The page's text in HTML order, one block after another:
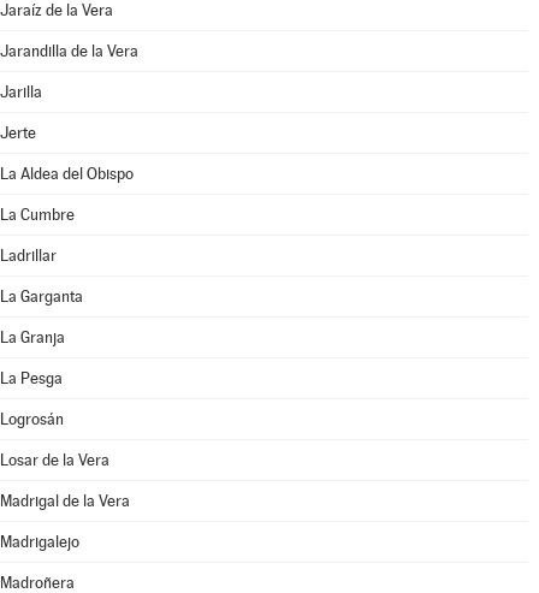
Jaraíz de la Vera
Jarandilla de la Vera
Jarilla
Jerte
La Aldea del Obispo
La Cumbre
Ladrillar
La Garganta
La Granja
La Pesga
Logrosán
Losar de la Vera
Madrigal de la Vera
Madrigalejo
Madroñera